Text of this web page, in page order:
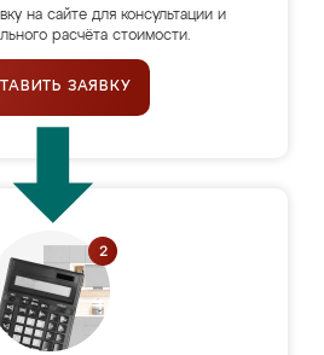
на сайте для консультации и
расчёта стоимости.
ЗАЯВКУ